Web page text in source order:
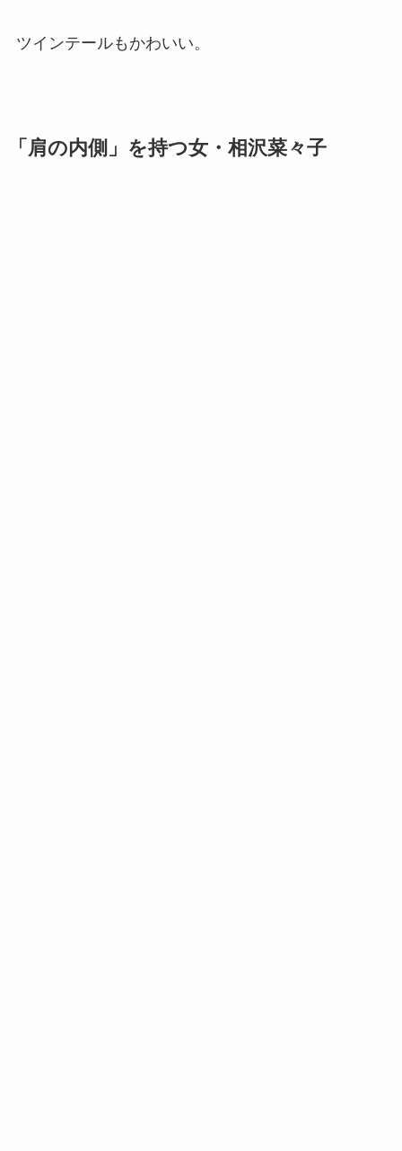
ツインテールもかわいい。
「肩の内側」を持つ女・相沢菜々子